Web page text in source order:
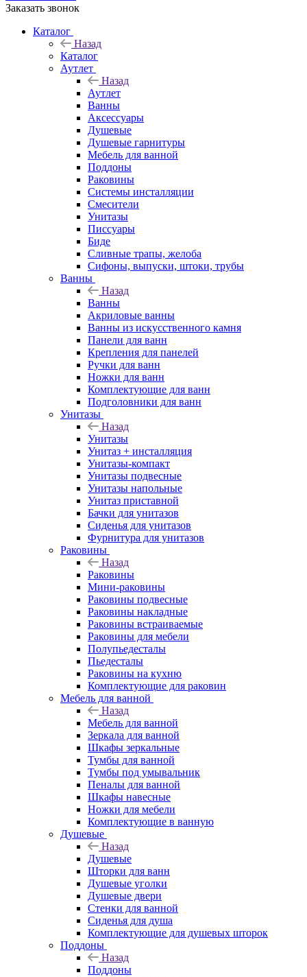
Заказать звонок
Каталог
Назад
Каталог
Аутлет
Назад
Аутлет
Ванны
Аксессуары
Душевые
Душевые гарнитуры
Мебель для ванной
Поддоны
Раковины
Системы инсталляции
Смесители
Унитазы
Писсуары
Биде
Сливные трапы, желоба
Сифоны, выпуски, штоки, трубы
Ванны
Назад
Ванны
Акриловые ванны
Ванны из искусственного камня
Панели для ванн
Крепления для панелей
Ручки для ванн
Ножки для ванн
Комплектующие для ванн
Подголовники для ванн
Унитазы
Назад
Унитазы
Унитаз + инсталляция
Унитазы-компакт
Унитазы подвесные
Унитазы напольные
Унитаз приставной
Бачки для унитазов
Сиденья для унитазов
Фурнитура для унитазов
Раковины
Назад
Раковины
Мини-раковины
Раковины подвесные
Раковины накладные
Раковины встраиваемые
Раковины для мебели
Полупьедесталы
Пьедесталы
Раковины на кухню
Комплектующие для раковин
Мебель для ванной
Назад
Мебель для ванной
Зеркала для ванной
Шкафы зеркальные
Тумбы для ванной
Тумбы под умывальник
Пеналы для ванной
Шкафы навесные
Ножки для мебели
Комплектующие в ванную
Душевые
Назад
Душевые
Шторки для ванн
Душевые уголки
Душевые двери
Стенки для ванной
Сиденья для душа
Комплектующие для душевых шторок
Поддоны
Назад
Поддоны